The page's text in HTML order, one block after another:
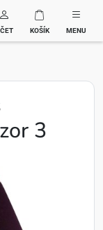
KOŠÍK MENU
3